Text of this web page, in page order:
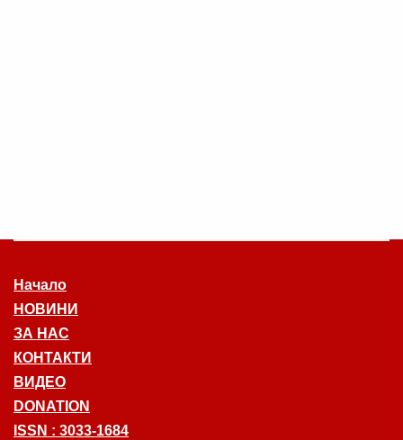
Начало
НОВИНИ
ЗА НАС
КОНТАКТИ
ВИДЕО
DONATION
ISSN : 3033-1684